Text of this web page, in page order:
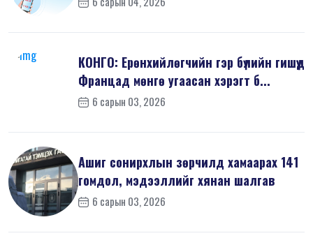
КОНГО: Ерөнхийлөгчийн гэр бүлийн гишүүд
Францад мөнгө угаасан хэрэгт б...
6 сарын 03, 2026
Ашиг сонирхлын зөрчилд хамаарах 141
гомдол, мэдээллийг хянан шалгав
6 сарын 03, 2026